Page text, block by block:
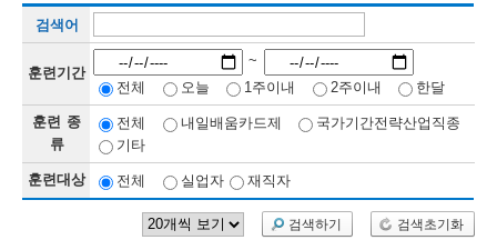
검색어
훈련기간
~
전체
오늘 1주이내 2주이내 한달
훈련 종
류
전체 내일배움카드제
국가기간전략산업직종
기타
훈련대상 전체 실업자 재직자
검색하기 검색초기화
직
업